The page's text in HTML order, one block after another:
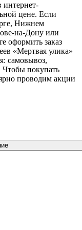
интернет-
цене. Если
Нижнем
на-Дону или
оформить заказ
«Мертвая улика»
самовывоз,
Чтобы покупать
проводим акции